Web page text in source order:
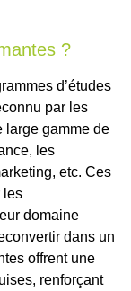
?
d’études
par les
large gamme de
les
etc. Ces
les
domaine
dans un
offrent une
renforçant